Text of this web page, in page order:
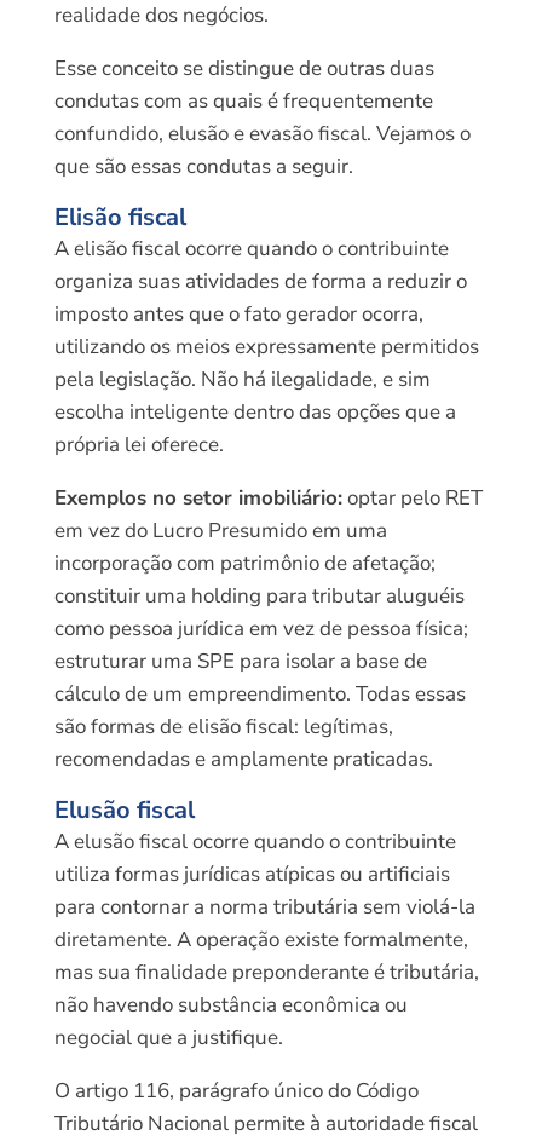
realidade dos negócios.
Esse conceito se distingue de outras duas
condutas com as quais é frequentemente
confundido, elusão e evasão fiscal. Vejamos o
que são essas condutas a seguir.
Elisão fiscal
A elisão fiscal ocorre quando o contribuinte
organiza suas atividades de forma a reduzir o
imposto antes que o fato gerador ocorra,
utilizando os meios expressamente permitidos
pela legislação. Não há ilegalidade, e sim
escolha inteligente dentro das opções que a
própria lei oferece.
Exemplos no setor imobiliário:optar pelo RET
em vez do Lucro Presumido em uma
incorporação com patrimônio de afetação;
constituir uma holding para tributar aluguéis
como pessoa jurídica em vez de pessoa física;
estruturar uma SPE para isolar a base de
cálculo de um empreendimento. Todas essas
são formas de elisão fiscal: legítimas,
recomendadas e amplamente praticadas.
Elusão fiscal
A elusão fiscal ocorre quando o contribuinte
utiliza formas jurídicas atípicas ou artificiais
para contornar a norma tributária sem violá-la
diretamente. A operação existe formalmente,
mas sua finalidade preponderante é tributária,
não havendo substância econômica ou
negocial que a justifique.
O artigo 116, parágrafo único do Código
Tributário Nacional permite à autoridade fiscal